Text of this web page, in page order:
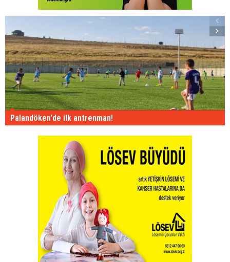
Palandöken'de ilk antrenman!